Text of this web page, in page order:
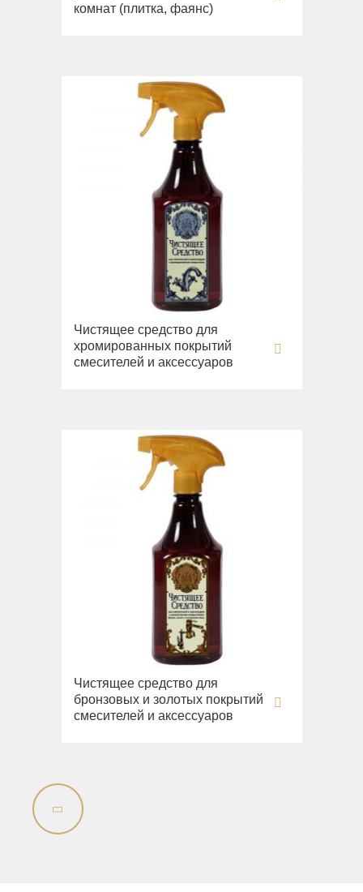
комнат (плитка, фаянс)
Чистящее средство для
хромированных покрытий
смесителей и аксессуаров
Чистящее средство для
бронзовых и золотых покрытий
смесителей и аксессуаров